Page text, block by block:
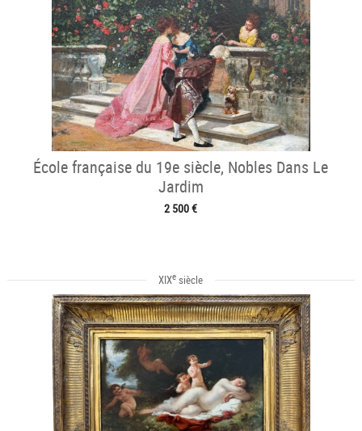
École française du 19e siècle, Nobles Dans Le
Jardim
2 500 €
XIXe siècle